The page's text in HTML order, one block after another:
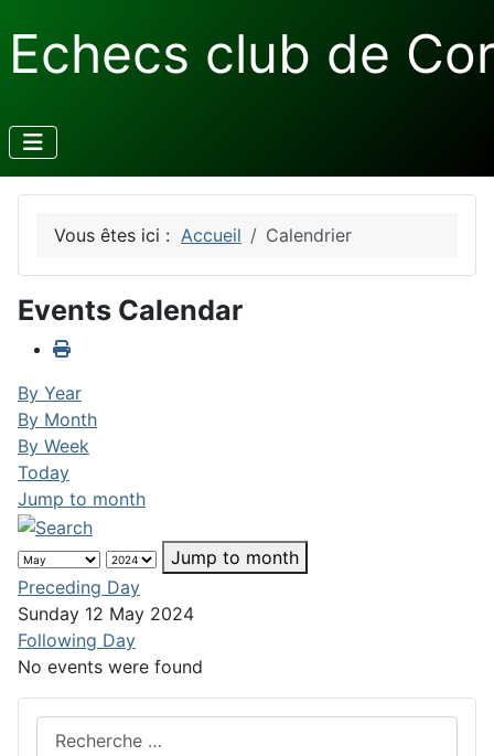
Echecs club de
Vous êtes ici : Accueil Calendrier
Events Calendar
By Year
By Month
By Week
Today
Jump to month
Jump to month
Preceding Day
Sunday 12 May 2024
Following Day
No events were found